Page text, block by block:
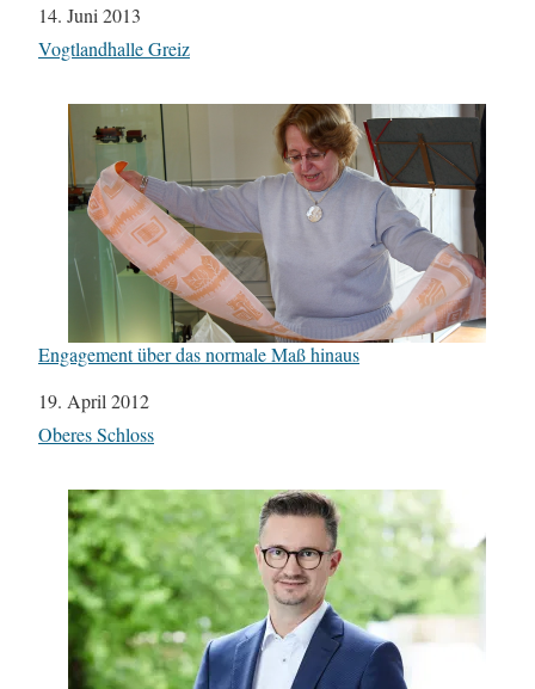
Datum
14. Juni 2013
In Bezug auf
Vogtlandhalle Greiz
Engagement über das normale Maß hinaus
Datum
19. April 2012
In Bezug auf
Oberes Schloss